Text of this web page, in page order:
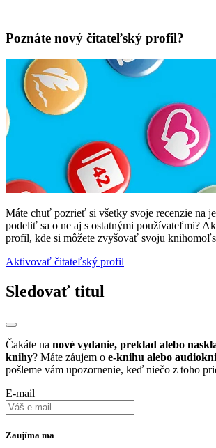
Poznáte nový čitateľský profil?
Máte chuť pozrieť si všetky svoje recenzie na
podeliť sa o ne aj s ostatnými používateľmi?
profil, kde si môžete zvyšovať svoju
Aktivovať čitateľský profil
Sledovať titul
Čakáte na nové vydanie, preklad alebo
knihy? Máte záujem o e-knihu alebo
pošleme vám upozornenie, keď niečo z toho
E-mail
Zaujíma ma